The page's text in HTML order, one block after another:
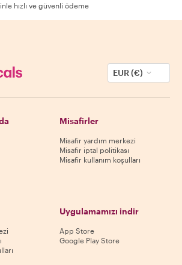
hızlı ve güvenli ödeme
EUR (€)
Misafirler
Misafir yardım merkezi
Misafir iptal politikası
Misafir kullanım koşulları
Uygulamamızı indir
App Store
Google Play Store